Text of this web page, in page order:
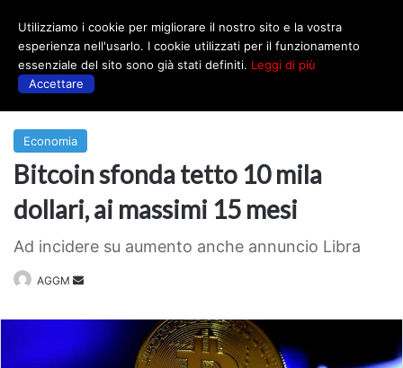
Economia
Bitcoin sfonda tetto 10 mila
dollari, ai massimi 15 mesi
Ad incidere su aumento anche annuncio Libra
AGGM
Invia
Utilizziamo i cookie per migliorare il nostro sito e la vostra
esperienza nell'usarlo. I cookie utilizzati per il funzionamento
essenziale del sito sono già stati definiti. Leggi di più
Accettare